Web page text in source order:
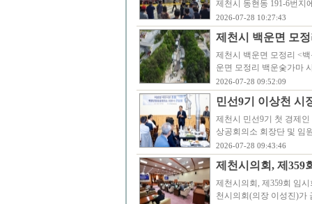
제천시 동현동 191-6번
2026-07-28 10:27:43
제천시 백운면 모
제천시 백운면 모정리 <
운면 모정리 백운숯가마
2026-07-28 09:52:09
민선9기 이상천
제천시 민선9기 첫 경제
상공회의소 회장단 및 임
2026-07-28 09:43:46
제천시의회, 제359
제천시의회, 제359회 임
천시의회(의장 이성진)가